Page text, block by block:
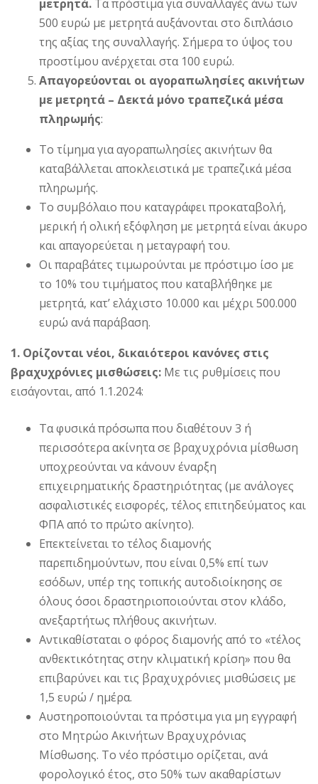
μετρητά. Τα πρόστιμα για συναλλαγές άνω των
500 ευρώ με μετρητά αυξάνονται στο διπλάσιο
της αξίας της συναλλαγής. Σήμερα το ύψος του
προστίμου ανέρχεται στα 100 ευρώ.
Απαγορεύονται οι αγοραπωλησίες ακινήτων
με μετρητά – Δεκτά μόνο τραπεζικά μέσα
πληρωμής:
Το τίμημα για αγοραπωλησίες ακινήτων θα
καταβάλλεται αποκλειστικά με τραπεζικά μέσα
πληρωμής.
Το συμβόλαιο που καταγράφει προκαταβολή,
μερική ή ολική εξόφληση με μετρητά είναι άκυρο
και απαγορεύεται η μεταγραφή του.
Οι παραβάτες τιμωρούνται με πρόστιμο ίσο με
το 10% του τιμήματος που καταβλήθηκε με
μετρητά, κατ’ ελάχιστο 10.000 και μέχρι 500.000
ευρώ ανά παράβαση.
1. Ορίζονται νέοι, δικαιότεροι κανόνες στις
βραχυχρόνιες μισθώσεις: Με τις ρυθμίσεις που
εισάγονται, από 1.1.2024:
Τα φυσικά πρόσωπα που διαθέτουν 3 ή
περισσότερα ακίνητα σε βραχυχρόνια μίσθωση
υποχρεούνται να κάνουν έναρξη
επιχειρηματικής δραστηριότητας (με ανάλογες
ασφαλιστικές εισφορές, τέλος επιτηδεύματος και
ΦΠΑ από το πρώτο ακίνητο).
Επεκτείνεται το τέλος διαμονής
παρεπιδημούντων, που είναι 0,5% επί των
εσόδων, υπέρ της τοπικής αυτοδιοίκησης σε
όλους όσοι δραστηριοποιούνται στον κλάδο,
ανεξαρτήτως πλήθους ακινήτων.
Αντικαθίσταται ο φόρος διαμονής από το «τέλος
ανθεκτικότητας στην κλιματική κρίση» που θα
επιβαρύνει και τις βραχυχρόνιες μισθώσεις με
1,5 ευρώ / ημέρα.
Αυστηροποιούνται τα πρόστιμα για μη εγγραφή
στο Μητρώο Ακινήτων Βραχυχρόνιας
Μίσθωσης. Το νέο πρόστιμο ορίζεται, ανά
φορολογικό έτος, στο 50% των ακαθαρίστων